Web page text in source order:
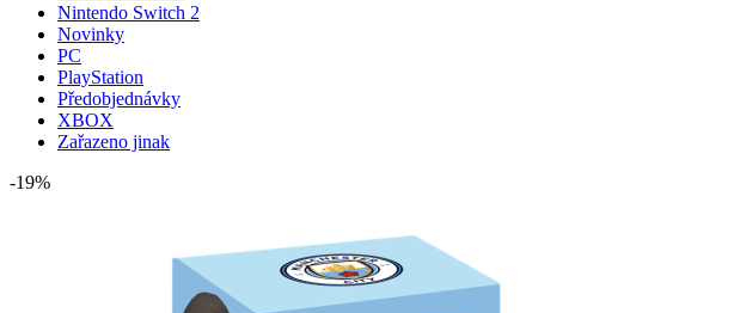
Nintendo Switch 2
Novinky
PC
PlayStation
Předobjednávky
XBOX
Zařazeno jinak
-19%